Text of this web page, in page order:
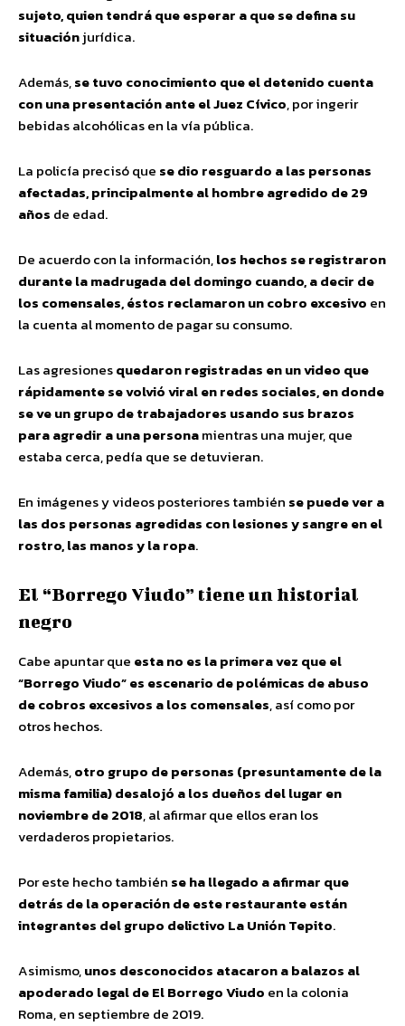
sujeto, quien tendrá que esperar a que se defina su
situaciónjurídica.
Además,se tuvo conocimiento que el detenido cuenta
con una presentación ante el Juez Cívico, por ingerir
bebidas alcohólicas en la vía pública.
La policía precisó que se dio resguardo a las personas
afectadas, principalmente al hombre agredido de 29
años de edad.
De acuerdo con la información,los hechos se registraron
durante la madrugada del domingo cuando, a decir de
los comensales, éstos reclamaron un cobro excesivo en
la cuenta al momento de pagar su consumo.
Las agresionesquedaron registradas en un video que
rápidamente se volvió viral en redes sociales, en donde
se ve un grupo de trabajadores usando sus brazos
para agredir a una personamientras una mujer, que
estaba cerca, pedía que se detuvieran.
En imágenes y videos posteriores también se puede ver a
las dos personas agredidas con lesiones y sangre en el
rostro, las manos y la ropa.
El “Borrego Viudo” tiene un historial
negro
Cabe apuntar que esta no es la primera vez que el
“Borrego Viudo” es escenario de polémicas de abuso
de cobros excesivos a los comensales, así como por
otros hechos.
Además,otro grupo de personas (presuntamente de la
misma familia) desalojó a los dueños del lugar en
noviembre de 2018, al afirmar que ellos eran los
verdaderos propietarios.
Por este hecho también se ha llegado a afirmar que
detrás de la operación de este restaurante están
integrantes del grupo delictivo La Unión Tepito.
Asimismo,unos desconocidos atacaron a balazos al
apoderado legal de El Borrego Viudo en la colonia
Roma, en septiembre de 2019.